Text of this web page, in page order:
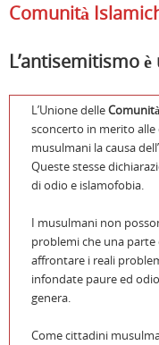
Comunità
L’antisemitismo
L’Unione delle
sconcerto in merito
musulmani la causa
Queste stesse
di odio e islamofobia.
I musulmani non
problemi che una parte
affrontare i reali
infondate paure ed
genera.
Come cittadini